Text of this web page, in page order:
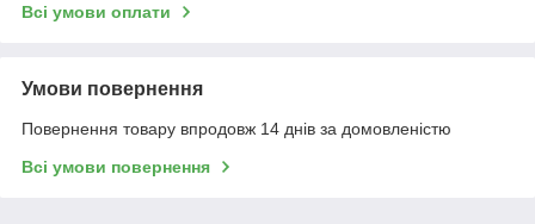
Всі умови оплати
Умови повернення
Повернення товару впродовж 14 днів за домовленістю
Всі умови повернення